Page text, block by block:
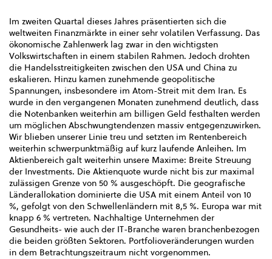
Im zweiten Quartal dieses Jahres präsentierten sich die
weltweiten Finanzmärkte in einer sehr volatilen Verfassung. Das
ökonomische Zahlenwerk lag zwar in den wichtigsten
Volkswirtschaften in einem stabilen Rahmen. Jedoch drohten
die Handelsstreitigkeiten zwischen den USA und China zu
eskalieren. Hinzu kamen zunehmende geopolitische
Spannungen, insbesondere im Atom-Streit mit dem Iran. Es
wurde in den vergangenen Monaten zunehmend deutlich, dass
die Notenbanken weiterhin am billigen Geld festhalten werden
um möglichen Abschwungtendenzen massiv entgegenzuwirken.
Wir blieben unserer Linie treu und setzten im Rentenbereich
weiterhin schwerpunktmäßig auf kurz laufende Anleihen. Im
Aktienbereich galt weiterhin unsere Maxime: Breite Streuung
der Investments. Die Aktienquote wurde nicht bis zur maximal
zulässigen Grenze von 50 % ausgeschöpft. Die geografische
Länderallokation dominierte die USA mit einem Anteil von 10
%, gefolgt von den Schwellenländern mit 8,5 %. Europa war mit
knapp 6 % vertreten. Nachhaltige Unternehmen der
Gesundheits- wie auch der IT-Branche waren branchenbezogen
die beiden größten Sektoren. Portfolioveränderungen wurden
in dem Betrachtungszeitraum nicht vorgenommen.